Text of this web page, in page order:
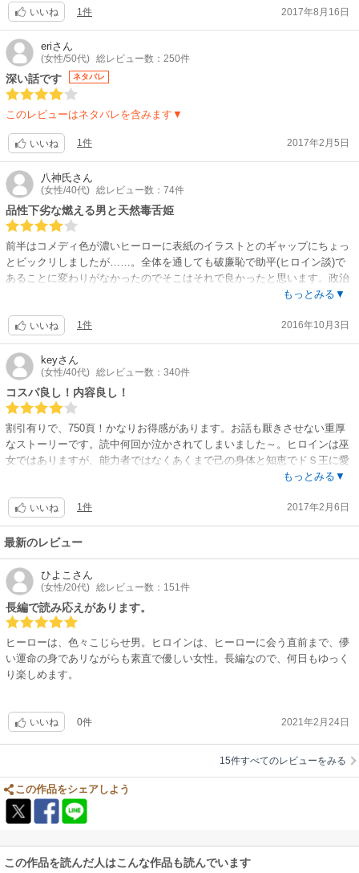
いいね 1件 2017年8月16日
eriさん
(女性/50代) 総レビュー数：250件
深い話です ネタバレ
このレビューはネタバレを含みます▼
いいね 1件 2017年2月5日
八神氏さん
(女性/40代) 総レビュー数：74件
品性下劣な燃える男と天然毒舌姫
前半はコメディ色が濃いヒーローに表紙のイラストとのギャップにちょっ
とビックリしましたが……。全体を通しても破廉恥で助平(ヒロイン談)で
あることに変わりがなかったのでそこはそれで良かったと思います。政治
には長けているけど世間に疎かったヒロインとその周囲との珍妙な掛け合
主人公達を取り巻く世界を丁寧に描いており、その悲哀に満ちた境遇が過
去も含めて分かります。まるで壮大な叙事詩を読んでいるかのようでし
た。その分ページ数が多いので、私にはちょっと長いなーと感じて飛ばし
てしまった所もあり－1。伏線も所々あるので、そこも含めて読み返して
も面白いかと思います。
もっとみる▼
いいね 1件 2016年10月3日
keyさん
(女性/40代) 総レビュー数：340件
コスパ良し！内容良し！
割引有りで、750頁！かなりお得感があります。お話も厭きさせない重厚
なストーリーです。読中何回か泣かされてしまいました～。ヒロインは巫
女ではありますが、能力者ではなくあくまで己の身体と知恵でドＳ王に愛
されまくります。長編エロスをじっくり読みたい方にオススメです！
もっとみる▼
いいね 1件 2017年2月6日
最新のレビュー
ひよこ さん
(女性/20代) 総レビュー数：151件
長編で読み応えがあります。
ヒーローは、色々こじらせ男。ヒロインは、ヒーローに会う直前まで、儚
い運命の身であリながらも素直で優しい女性。長編なので、何日もゆっく
り楽しめます。
いいね 0件 2021年2月24日
15件すべてのレビューをみる
この作品をシェアしよう
この作品を読んだ人はこんな作品も読んでいます